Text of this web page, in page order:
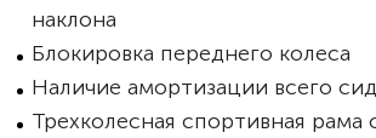
наклона
Блокировка переднего колеса
Наличие амортизации всего
Трехколесная спортивная рама